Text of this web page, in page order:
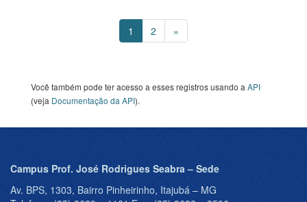
1 2 »
Você também pode ter acesso a esses registros usando a API
(veja Documentação da API).
Campus Prof. José Rodrigues Seabra – Sede
Av. BPS, 1303, Bairro Pinheirinho, Itajubá – MG